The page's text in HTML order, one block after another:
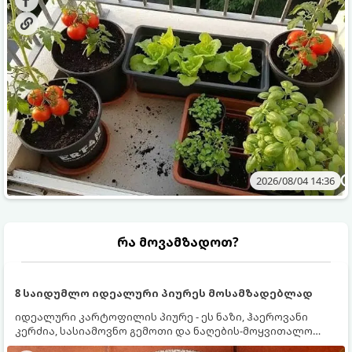
2026/08/04 14:36
რა მოვამზადოთ?
8 საიდუმლო იდეალური პიურეს მოსამზადებლად
იდეალური კარტოფილის პიურე - ეს ნაზი, ჰაეროვანი
კერძია, სასიამოვნო გემოთი და ნაღების-მოყვითალო
ფერით. მისი მომზადება ძალიან მარტივია, მაგრამ